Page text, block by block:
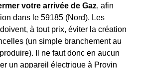
votre arrivée de Gaz, afin
dans le 59185 (Nord). Les
à tout prix, éviter la création
(un simple branchement au
Il ne faut donc en aucun
un appareil électrique à Provin